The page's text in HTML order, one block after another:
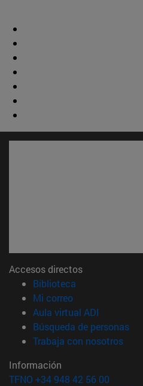
Accesos directos
Biblioteca
Mi correo(abre en nueva
Aula virtual ADI
Búsqueda de personas
Trabaja con nosotros
Información
TFNO +34 948 42 56 00